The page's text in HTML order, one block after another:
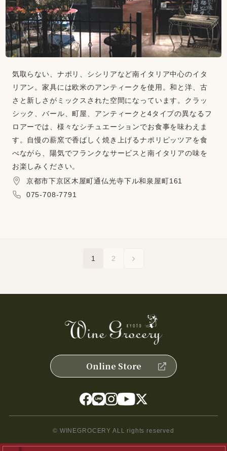
気取らない、ナポリ、シシリアなど南イタリア中心のイタ
リアン。家具には欧米のアンティークを使用。和と洋、古
さと新しさがミックスされた空間になっています。クラッ
シック、バール、町屋、アンティークと4タイプの異なるフ
ロアーでは、様々なシチュエーションでお食事を味わえま
す。自慢の薪窯で香ばしく焼き上げるナポリピッツアを食
べながら、陽気でフランクなサービスと南イタリアの味を
お楽しみください。
京都市下京区木屋町通仏光寺下ル和泉屋町161
075-708-7791
1 2
Online Store
© WINEGROCERY ALL rights reserved